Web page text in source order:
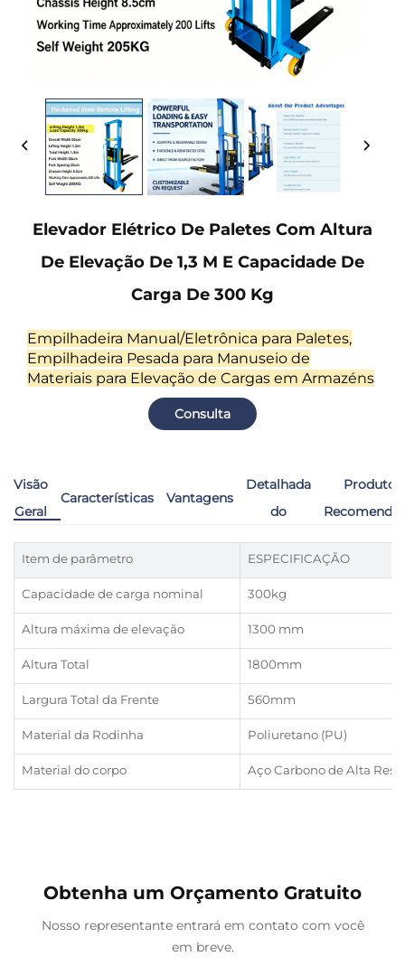
Elevador Elétrico De Paletes Com Altura
De Elevação De 1,3 M E Capacidade De
Carga De 300 Kg
Empilhadeira Manual/Eletrônica para Paletes,
Empilhadeira Pesada para Manuseio de
Materiais para Elevação de Cargas em Armazéns
Consulta
Visão
Geral
Características Vantagens
Detalhada
do
Produto
Produtos
Item de parâmetro ESPECIFICAÇÃO
Capacidade de carga nominal 300kg
Altura máxima de elevação 1300 mm
Altura Total 1800mm
Largura Total da Frente 560mm
Material da Rodinha Poliuretano (PU)
Material do corpo Aço Carbono de Alta
Obtenha um Orçamento Gratuito
Nosso representante entrará em contato com você
em breve.